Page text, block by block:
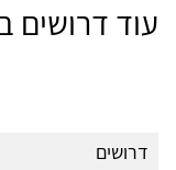
עוד דרושים